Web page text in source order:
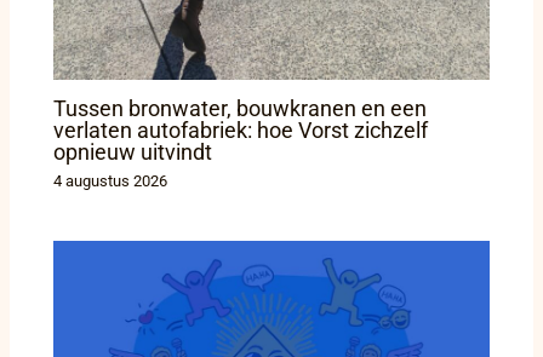
Tussen bronwater, bouwkranen en een
verlaten autofabriek: hoe Vorst zichzelf
opnieuw uitvindt
4 augustus 2026